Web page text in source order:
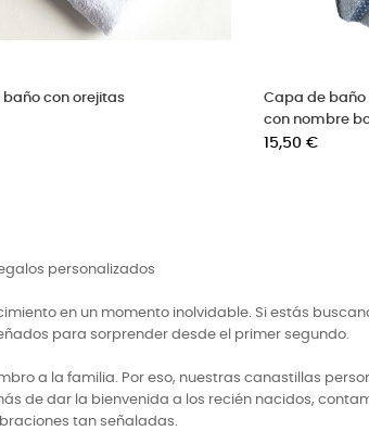
Capa de baño con ribete celeste y
personalizados
en un momento inolvidable. Si estás
para sorprender desde el primer segundo.
a la familia. Por eso, nuestras canastillas
de dar la bienvenida a los recién nacidos,
tan señaladas.